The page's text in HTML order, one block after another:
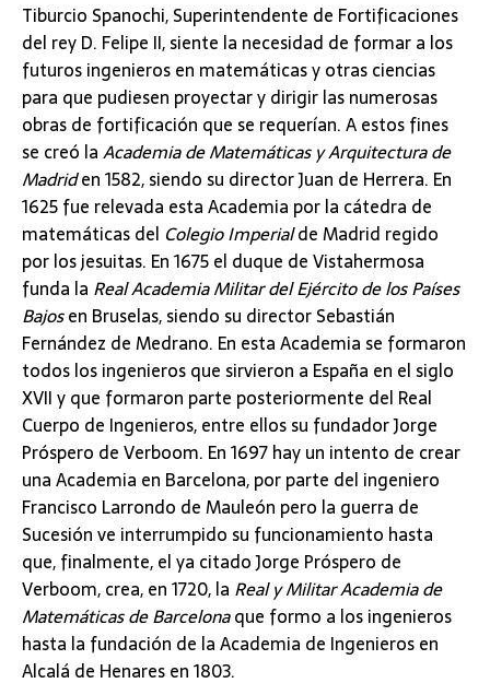
Tiburcio Spanochi, Superintendente de Fortificaciones
del rey D. Felipe II, siente la necesidad de formar a los
futuros ingenieros en matemáticas y otras ciencias
para que pudiesen proyectar y dirigir las numerosas
obras de fortificación que se requerían. A estos fines
se creó laAcademia de Matemáticas y Arquitectura de
Madriden 1582, siendo su director Juan de Herrera. En
1625 fue relevada esta Academia por la cátedra de
matemáticas del Colegio Imperialde Madrid regido
por los jesuitas. En 1675 el duque de Vistahermosa
funda la Real Academia Militar del Ejército de los Países
Bajosen Bruselas, siendo su director Sebastián
Fernández de Medrano. En esta Academia se formaron
todos los ingenieros que sirvieron a España en el siglo
XVII y que formaron parte posteriormente del Real
Cuerpo de Ingenieros, entre ellos su fundador Jorge
Próspero de Verboom. En 1697 hay un intento de crear
una Academia en Barcelona, por parte del ingeniero
Francisco Larrondo de Mauleón pero la guerra de
Sucesión ve interrumpido su funcionamiento hasta
que, finalmente, el ya citado Jorge Próspero de
Verboom, crea, en 1720, la Real y Militar Academia de
Matemáticas de Barcelonaque formo a los ingenieros
hasta la fundación de la Academia de Ingenieros en
Alcalá de Henares en 1803.